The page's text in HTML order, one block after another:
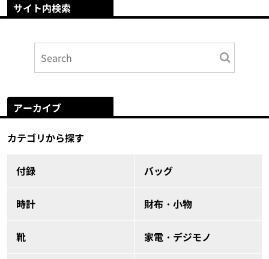
サイト内検索
アーカイブ
カテゴリから探す
付録 バッグ
時計 財布・小物
靴 家電・デジモノ